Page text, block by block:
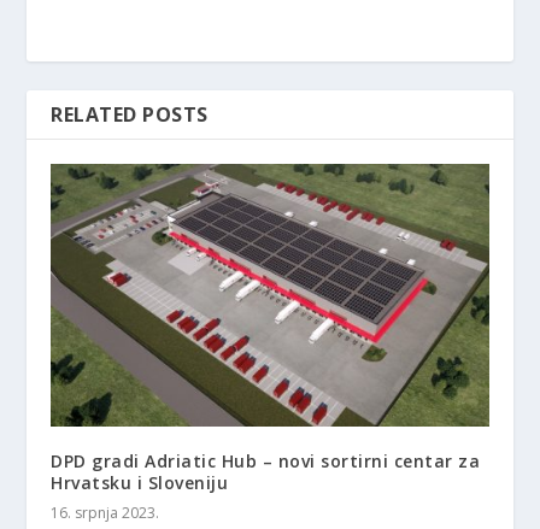
RELATED POSTS
DPD gradi Adriatic Hub – novi sortirni centar za
Hrvatsku i Sloveniju
16. srpnja 2023.